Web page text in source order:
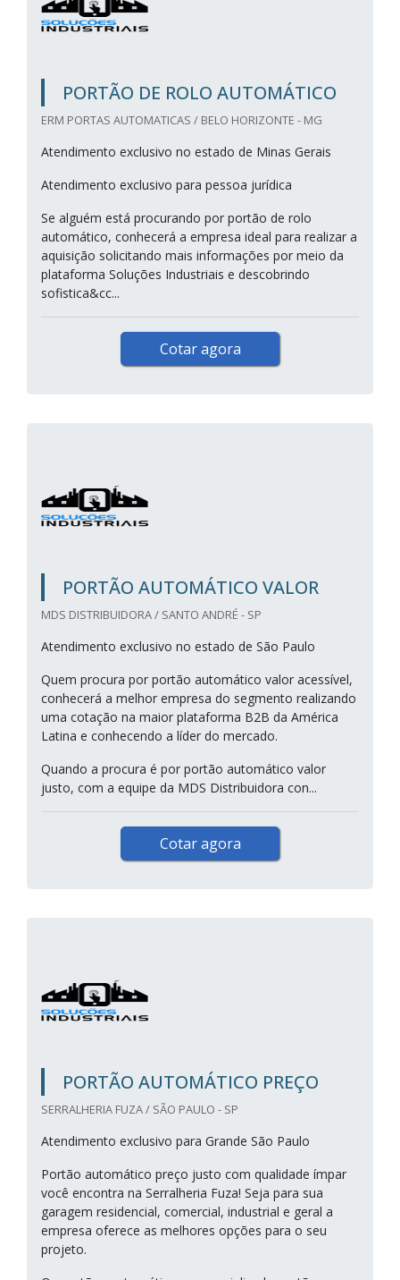
PORTÃO DE ROLO AUTOMÁTICO
ERM PORTAS AUTOMATICAS / BELO HORIZONTE - MG
Atendimento exclusivo no estado de Minas Gerais
Atendimento exclusivo para pessoa jurídica
Se alguém está procurando por portão de rolo
automático, conhecerá a empresa ideal para realizar a
aquisição solicitando mais informações por meio da
plataforma Soluções Industriais e descobrindo
sofistica&cc...
Cotar agora
PORTÃO AUTOMÁTICO VALOR
MDS DISTRIBUIDORA / SANTO ANDRÉ - SP
Atendimento exclusivo no estado de São Paulo
Quem procura por portão automático valor acessível,
conhecerá a melhor empresa do segmento realizando
uma cotação na maior plataforma B2B da América
Latina e conhecendo a líder do mercado.
Quando a procura é por portão automático valor
justo, com a equipe da MDS Distribuidora con...
Cotar agora
PORTÃO AUTOMÁTICO PREÇO
SERRALHERIA FUZA / SÃO PAULO - SP
Atendimento exclusivo para Grande São Paulo
Portão automático preço justo com qualidade ímpar
você encontra na Serralheria Fuza! Seja para sua
garagem residencial, comercial, industrial e geral a
empresa oferece as melhores opções para o seu
projeto.